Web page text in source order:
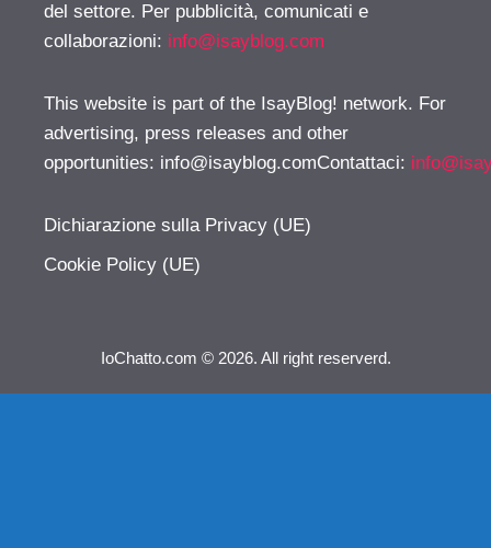
del settore. Per pubblicità, comunicati e
collaborazioni: info@isayblog.com
This website is part of the IsayBlog! network. For
advertising, press releases and other
opportunities: info@isayblog.comContattaci:
Dichiarazione sulla Privacy (UE)
Cookie Policy (UE)
IoChatto.com © 2026. All right reserverd.